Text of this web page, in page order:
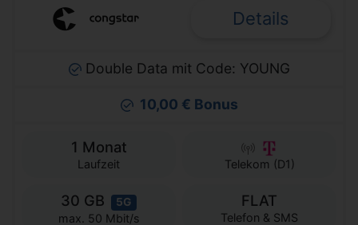
Details
Double Data mit Code: YOUNG
10,00 € Bonus
1 Monat
Laufzeit Telekom (D1)
30 GB 5G
max. 50 Mbit/s
FLAT
Telefon & SMS